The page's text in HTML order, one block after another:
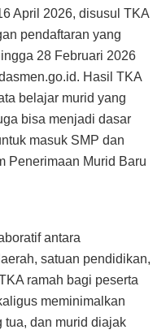
April 2026, disusul TKA
pendaftaran yang
28 Februari 2026
Hasil TKA
belajar murid yang
bisa menjadi dasar
masuk SMP dan
Penerimaan Murid Baru
antara
satuan pendidikan,
ramah bagi peserta
meminimalkan
tua, dan murid diajak